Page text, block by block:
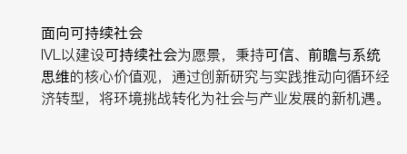
面向可持续社会
IVL以建设可持续社会为愿景，秉持可信、前瞻与系统
思维的核心价值观，通过创新研究与实践推动向循环经
济转型，将环境挑战转化为社会与产业发展的新机遇。